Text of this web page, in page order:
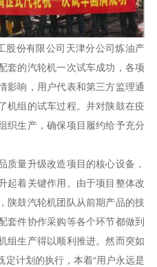
股份有限公司天津分公司炼油产
套的汽轮机一次试车成功，各项
影响，用户代表和第三方监理通
机组的试车过程。并对陕鼓在疫
织生产，确保项目履约给予充分
质量升级改造项目的核心设备，
起着关键作用。由于项目整体改
陕鼓汽轮机团队从前期产品的技
套件协作采购等各个环节都做到
组生产得以顺利推进。然而突如
计划的执行，本着“用户永远是